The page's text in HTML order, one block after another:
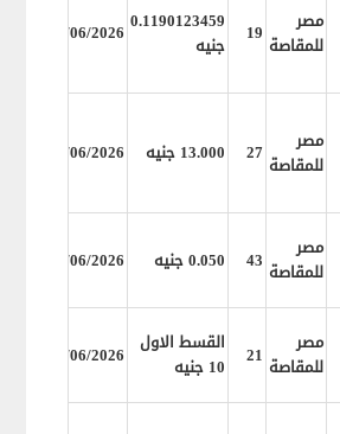
مصر
للمقاصة 19
0.1190123459
جنيه
24/06/2026
مصر
للمقاصة 27 13.000 جنيه 24/06/2026
مصر
للمقاصة 43 0.050 جنيه 24/06/2026
مصر
للمقاصة 21
القسط الاول
10 جنيه
15/06/2026